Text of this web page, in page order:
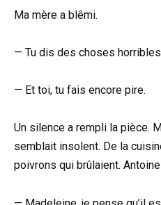
Ma mère a blêmi.
— Tu dis des choses
— Et toi, tu fais encore pire.
Un silence a rempli la pièce.
semblait insolent. De la
poivrons qui brûlaient. Antoine